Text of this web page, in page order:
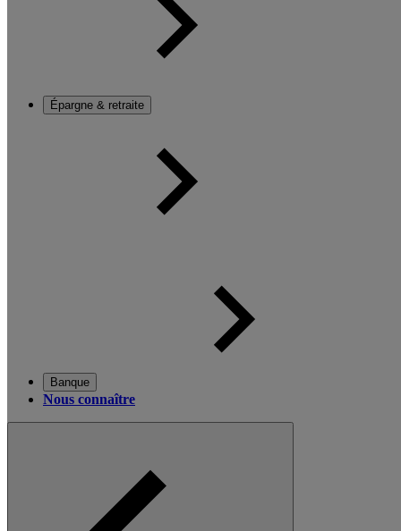
Épargne & retraite
Banque
Nous connaître